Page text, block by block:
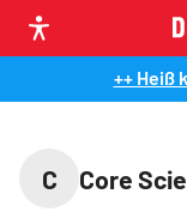
++ Heiß
C
Core